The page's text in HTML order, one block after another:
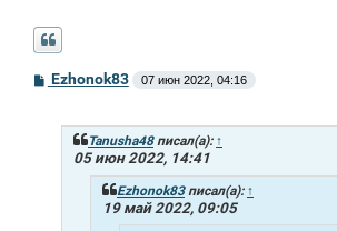
СEzhonok83 07 июн 2022, 04:16
Tanusha48писал(а): ↑
05 июн 2022, 14:41
Ezhonok83писал(а): ↑
19 май 2022, 09:05